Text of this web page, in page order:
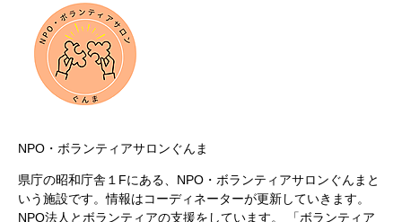
NPO・ボランティアサロンぐんま
県庁の昭和庁舎１Fにある、NPO・ボランティアサロンぐんまと
いう施設です。情報はコーディネーターが更新していきます。
NPO法人とボランティアの支援をしています。 「ボランティア